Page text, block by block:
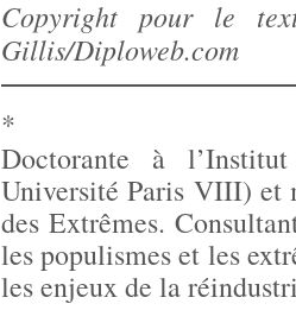
Copyright pour le
Gillis/Diploweb.com
*
Doctorante à
Université Paris VIII) et
des Extrêmes.
les populismes et les
les enjeux de la